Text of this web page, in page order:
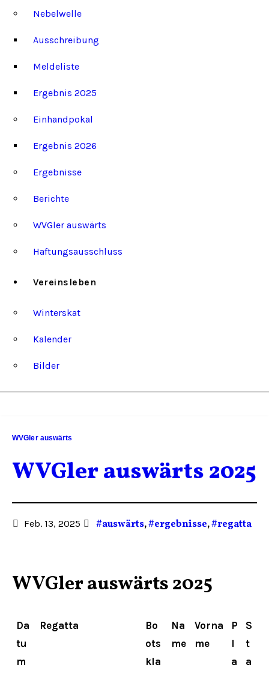
Nebelwelle
Ausschreibung
Meldeliste
Ergebnis 2025
Einhandpokal
Ergebnis 2026
Ergebnisse
Berichte
WVGler auswärts
Haftungsausschluss
Vereinsleben
Winterskat
Kalender
Bilder
WVGler auswärts
WVGler auswärts 2025
Feb. 13, 2025 #auswärts,#ergebnisse,#regatta
WVGler auswärts 2025
Da
tu
m
Regatta
Bo
ots
kla
Na
me
Vorna
me
P
l
a
S
t
a